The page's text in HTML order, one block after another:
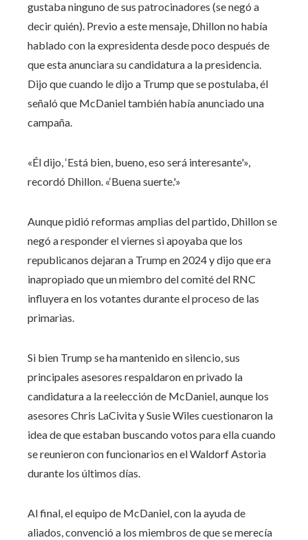
gustaba ninguno de sus patrocinadores (se negó a
decir quién). Previo a este mensaje, Dhillon no había
hablado con la expresidenta desde poco después de
que esta anunciara su candidatura a la presidencia.
Dijo que cuando le dijo a Trump que se postulaba, él
señaló que McDaniel también había anunciado una
campaña.
«Él dijo, ‘Está bien, bueno, eso será interesante'»,
recordó Dhillon. «‘Buena suerte.'»
Aunque pidió reformas amplias del partido, Dhillon se
negó a responder el viernes si apoyaba que los
republicanos dejaran a Trump en 2024 y dijo que era
inapropiado que un miembro del comité del RNC
influyera en los votantes durante el proceso de las
primarias.
Si bien Trump se ha mantenido en silencio, sus
principales asesores respaldaron en privado la
candidatura a la reelección de McDaniel, aunque los
asesores Chris LaCivita y Susie Wiles cuestionaron la
idea de que estaban buscando votos para ella cuando
se reunieron con funcionarios en el Waldorf Astoria
durante los últimos días.
Al final, el equipo de McDaniel, con la ayuda de
aliados, convenció a los miembros de que se merecía